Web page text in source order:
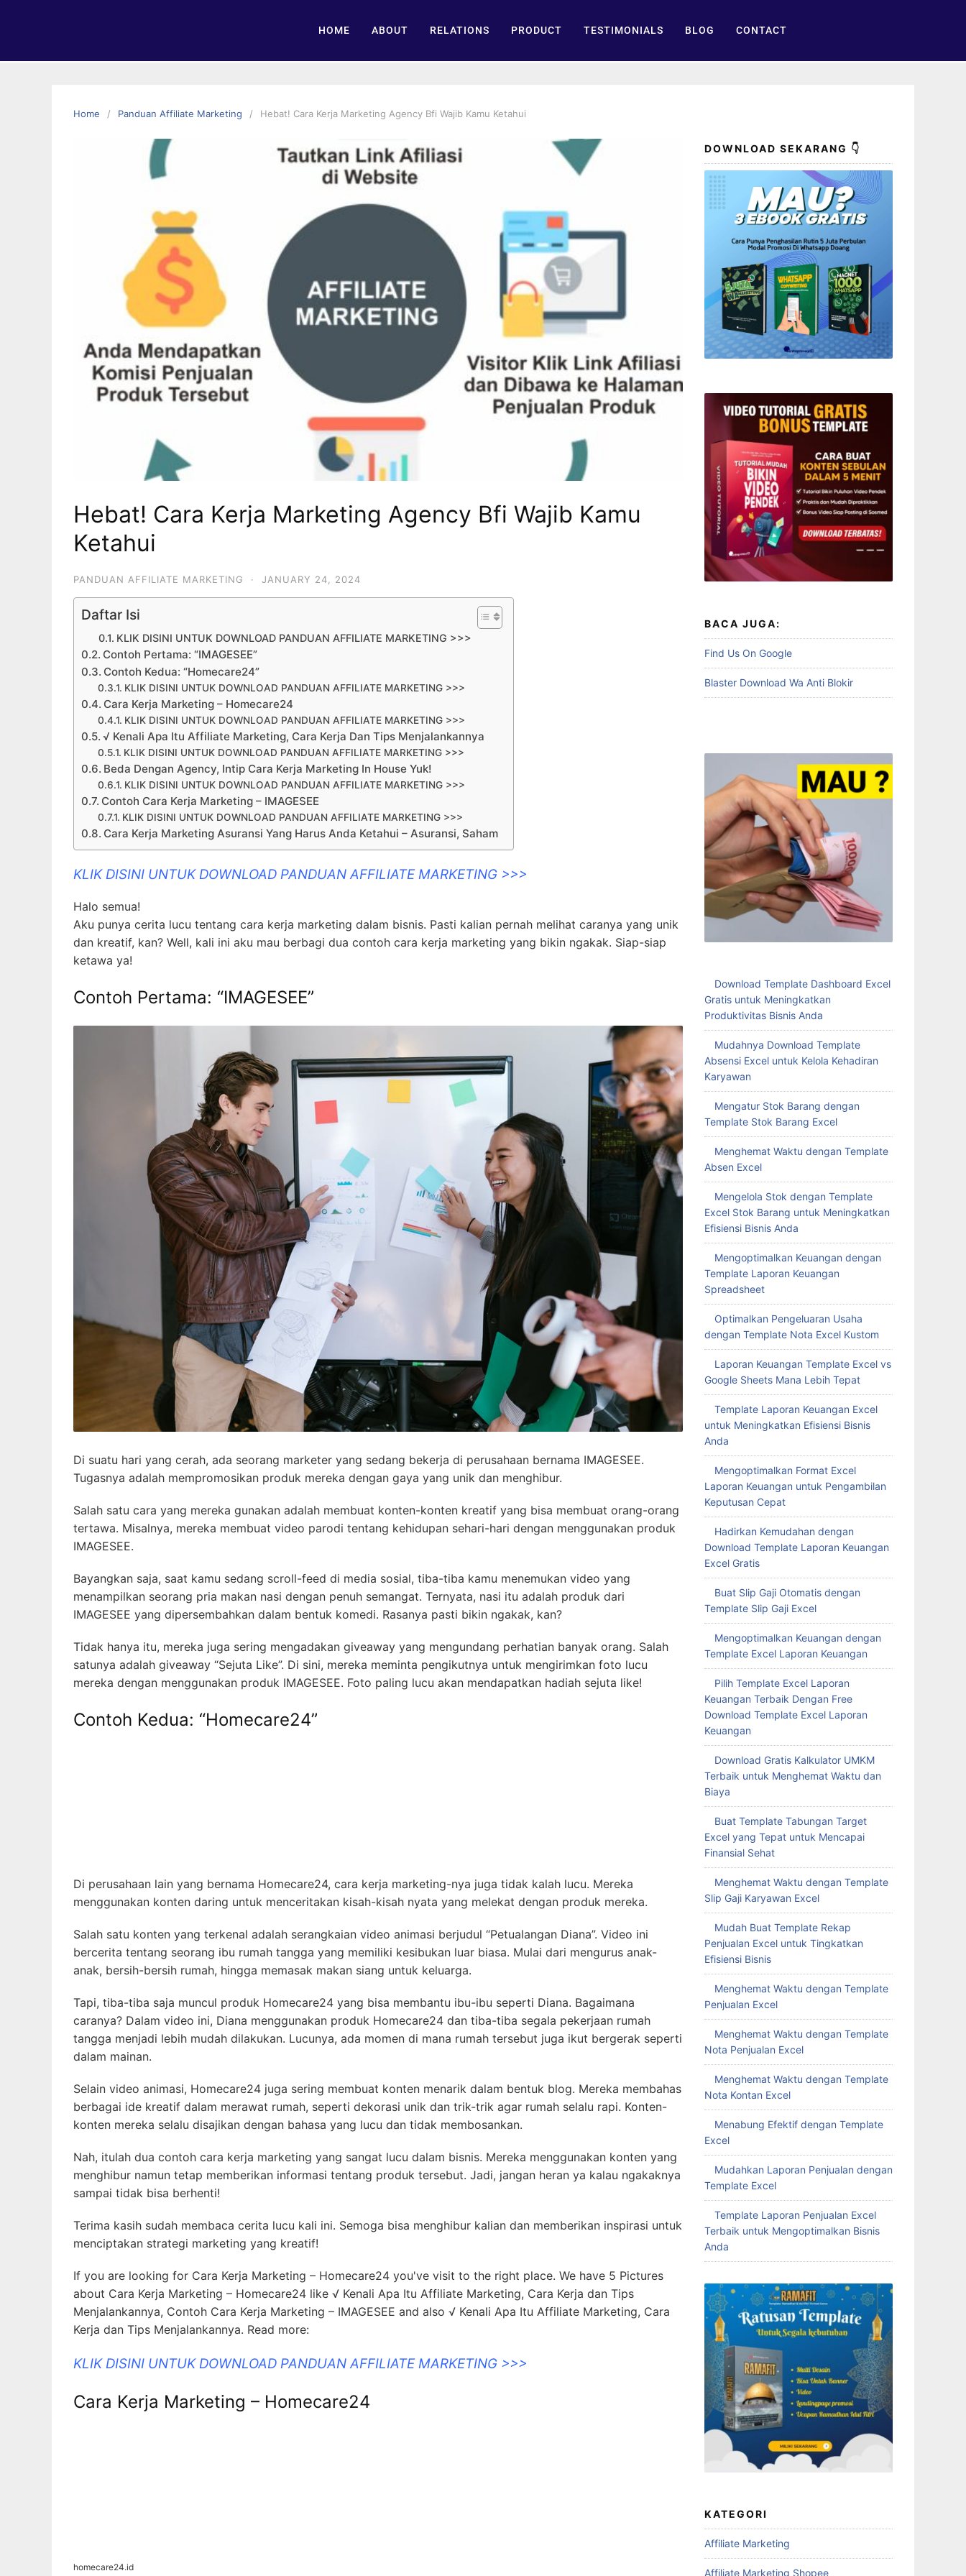
HOME ABOUT RELATIONS PRODUCT TESTIMONIALS BLOG CONTACT
Home Panduan Affiliate Marketing Hebat! Cara Kerja Marketing Agency Bfi Wajib Kamu Ketahui
Hebat! Cara Kerja Marketing Agency Bfi Wajib Kamu
Ketahui
PANDUAN AFFILIATE MARKETING · JANUARY 24, 2024
Daftar Isi
KLIK DISINI UNTUK DOWNLOAD PANDUAN AFFILIATE MARKETING >>>
Contoh Pertama: “IMAGESEE”
Contoh Kedua: “Homecare24”
KLIK DISINI UNTUK DOWNLOAD PANDUAN AFFILIATE MARKETING >>>
Cara Kerja Marketing – Homecare24
KLIK DISINI UNTUK DOWNLOAD PANDUAN AFFILIATE MARKETING >>>
√ Kenali Apa Itu Affiliate Marketing, Cara Kerja Dan Tips Menjalankannya
KLIK DISINI UNTUK DOWNLOAD PANDUAN AFFILIATE MARKETING >>>
Beda Dengan Agency, Intip Cara Kerja Marketing In House Yuk!
KLIK DISINI UNTUK DOWNLOAD PANDUAN AFFILIATE MARKETING >>>
Contoh Cara Kerja Marketing – IMAGESEE
KLIK DISINI UNTUK DOWNLOAD PANDUAN AFFILIATE MARKETING >>>
Cara Kerja Marketing Asuransi Yang Harus Anda Ketahui – Asuransi, Saham
KLIK DISINI UNTUK DOWNLOAD PANDUAN AFFILIATE MARKETING >>>
Halo semua!
Aku punya cerita lucu tentang cara kerja marketing dalam bisnis. Pasti kalian pernah melihat caranya yang unik
dan kreatif, kan? Well, kali ini aku mau berbagi dua contoh cara kerja marketing yang bikin ngakak. Siap-siap
ketawa ya!
Contoh Pertama: “IMAGESEE”
Di suatu hari yang cerah, ada seorang marketer yang sedang bekerja di perusahaan bernama IMAGESEE.
Tugasnya adalah mempromosikan produk mereka dengan gaya yang unik dan menghibur.
Salah satu cara yang mereka gunakan adalah membuat konten-konten kreatif yang bisa membuat orang-orang
tertawa. Misalnya, mereka membuat video parodi tentang kehidupan sehari-hari dengan menggunakan produk
IMAGESEE.
Bayangkan saja, saat kamu sedang scroll-feed di media sosial, tiba-tiba kamu menemukan video yang
menampilkan seorang pria makan nasi dengan penuh semangat. Ternyata, nasi itu adalah produk dari
IMAGESEE yang dipersembahkan dalam bentuk komedi. Rasanya pasti bikin ngakak, kan?
Tidak hanya itu, mereka juga sering mengadakan giveaway yang mengundang perhatian banyak orang. Salah
satunya adalah giveaway “Sejuta Like”. Di sini, mereka meminta pengikutnya untuk mengirimkan foto lucu
mereka dengan menggunakan produk IMAGESEE. Foto paling lucu akan mendapatkan hadiah sejuta like!
Contoh Kedua: “Homecare24”
Di perusahaan lain yang bernama Homecare24, cara kerja marketing-nya juga tidak kalah lucu. Mereka
menggunakan konten daring untuk menceritakan kisah-kisah nyata yang melekat dengan produk mereka.
Salah satu konten yang terkenal adalah serangkaian video animasi berjudul “Petualangan Diana”. Video ini
bercerita tentang seorang ibu rumah tangga yang memiliki kesibukan luar biasa. Mulai dari mengurus anak-
anak, bersih-bersih rumah, hingga memasak makan siang untuk keluarga.
Tapi, tiba-tiba saja muncul produk Homecare24 yang bisa membantu ibu-ibu seperti Diana. Bagaimana
caranya? Dalam video ini, Diana menggunakan produk Homecare24 dan tiba-tiba segala pekerjaan rumah
tangga menjadi lebih mudah dilakukan. Lucunya, ada momen di mana rumah tersebut juga ikut bergerak seperti
dalam mainan.
Selain video animasi, Homecare24 juga sering membuat konten menarik dalam bentuk blog. Mereka membahas
berbagai ide kreatif dalam merawat rumah, seperti dekorasi unik dan trik-trik agar rumah selalu rapi. Konten-
konten mereka selalu disajikan dengan bahasa yang lucu dan tidak membosankan.
Nah, itulah dua contoh cara kerja marketing yang sangat lucu dalam bisnis. Mereka menggunakan konten yang
menghibur namun tetap memberikan informasi tentang produk tersebut. Jadi, jangan heran ya kalau ngakaknya
sampai tidak bisa berhenti!
Terima kasih sudah membaca cerita lucu kali ini. Semoga bisa menghibur kalian dan memberikan inspirasi untuk
menciptakan strategi marketing yang kreatif!
If you are looking for Cara Kerja Marketing – Homecare24 you've visit to the right place. We have 5 Pictures
about Cara Kerja Marketing – Homecare24 like √ Kenali Apa Itu Affiliate Marketing, Cara Kerja dan Tips
Menjalankannya, Contoh Cara Kerja Marketing – IMAGESEE and also √ Kenali Apa Itu Affiliate Marketing, Cara
Kerja dan Tips Menjalankannya. Read more:
KLIK DISINI UNTUK DOWNLOAD PANDUAN AFFILIATE MARKETING >>>
Cara Kerja Marketing – Homecare24
homecare24.id
DOWNLOAD SEKARANG 👇
BACA JUGA:
Find Us On Google
Blaster Download Wa Anti Blokir
Download Template Dashboard Excel
Gratis untuk Meningkatkan
Produktivitas Bisnis Anda
Mudahnya Download Template
Absensi Excel untuk Kelola Kehadiran
Karyawan
Mengatur Stok Barang dengan
Template Stok Barang Excel
Menghemat Waktu dengan Template
Absen Excel
Mengelola Stok dengan Template
Excel Stok Barang untuk Meningkatkan
Efisiensi Bisnis Anda
Mengoptimalkan Keuangan dengan
Template Laporan Keuangan
Spreadsheet
Optimalkan Pengeluaran Usaha
dengan Template Nota Excel Kustom
Laporan Keuangan Template Excel vs
Google Sheets Mana Lebih Tepat
Template Laporan Keuangan Excel
untuk Meningkatkan Efisiensi Bisnis
Anda
Mengoptimalkan Format Excel
Laporan Keuangan untuk Pengambilan
Keputusan Cepat
Hadirkan Kemudahan dengan
Download Template Laporan Keuangan
Excel Gratis
Buat Slip Gaji Otomatis dengan
Template Slip Gaji Excel
Mengoptimalkan Keuangan dengan
Template Excel Laporan Keuangan
Pilih Template Excel Laporan
Keuangan Terbaik Dengan Free
Download Template Excel Laporan
Keuangan
Download Gratis Kalkulator UMKM
Terbaik untuk Menghemat Waktu dan
Biaya
Buat Template Tabungan Target
Excel yang Tepat untuk Mencapai
Finansial Sehat
Menghemat Waktu dengan Template
Slip Gaji Karyawan Excel
Mudah Buat Template Rekap
Penjualan Excel untuk Tingkatkan
Efisiensi Bisnis
Menghemat Waktu dengan Template
Penjualan Excel
Menghemat Waktu dengan Template
Nota Penjualan Excel
Menghemat Waktu dengan Template
Nota Kontan Excel
Menabung Efektif dengan Template
Excel
Mudahkan Laporan Penjualan dengan
Template Excel
Template Laporan Penjualan Excel
Terbaik untuk Mengoptimalkan Bisnis
Anda
KATEGORI
Affiliate Marketing
Affiliate Marketing Shopee